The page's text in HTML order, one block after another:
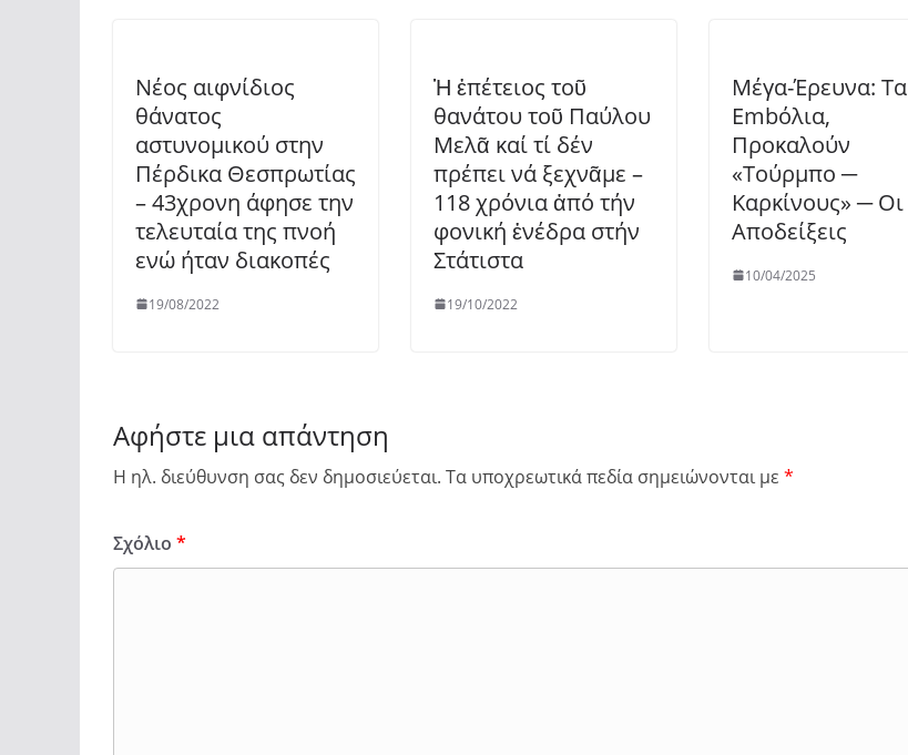
Νέος αιφνίδιος
θάνατος
αστυνομικού στην
Πέρδικα Θεσπρωτίας
– 43χρονη άφησε την
τελευταία της πνοή
ενώ ήταν διακοπές
19/08/2022
Ἡ ἐπέτειος τοῦ
θανάτου τοῦ Παύλου
Μελᾶ καί τί δέν
πρέπει νά ξεχνᾶμε –
118 χρόνια ἀπό τήν
φονική ἐνέδρα στήν
Στάτιστα
19/10/2022
Μέγα-Έρευνα: Τα
Εmbόλια,
Προκαλούν
«Τούρμπο ─
Καρκίνους» ─ Οι
Αποδείξεις
10/04/2025
Αφήστε μια απάντηση
Η ηλ. διεύθυνση σας δεν δημοσιεύεται. Τα υποχρεωτικά πεδία σημειώνονται με *
Σχόλιο *